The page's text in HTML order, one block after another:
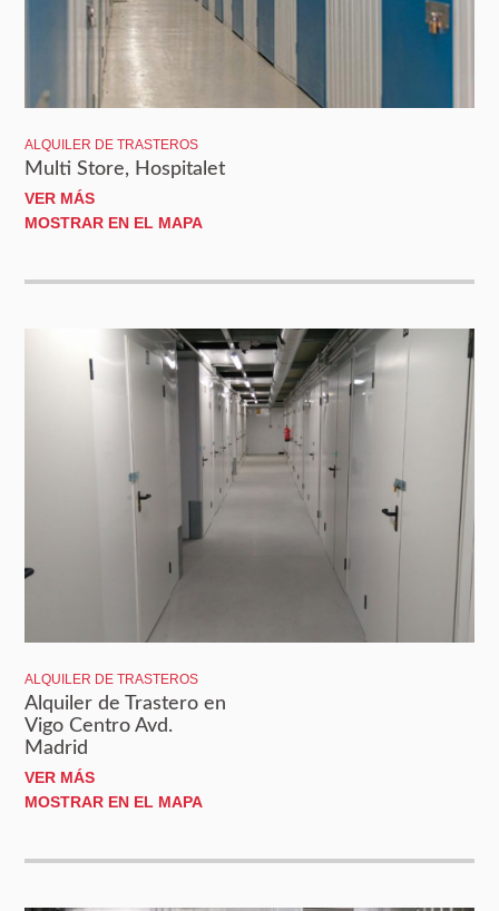
ALQUILER DE TRASTEROS
Multi Store, Hospitalet
VER MÁS
MOSTRAR EN EL MAPA
ALQUILER DE TRASTEROS
Alquiler de Trastero en
Vigo Centro Avd.
Madrid
VER MÁS
MOSTRAR EN EL MAPA